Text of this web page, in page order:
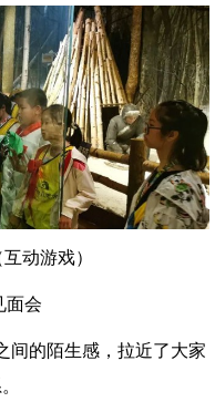
动游戏）
面会
间的陌生感，拉近了大家